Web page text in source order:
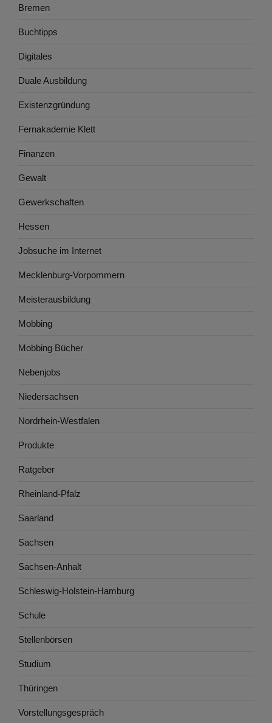
Bremen
Buchtipps
Digitales
Duale Ausbildung
Existenzgründung
Fernakademie Klett
Finanzen
Gewalt
Gewerkschaften
Hessen
Jobsuche im Internet
Mecklenburg-Vorpommern
Meisterausbildung
Mobbing
Mobbing Bücher
Nebenjobs
Niedersachsen
Nordrhein-Westfalen
Produkte
Ratgeber
Rheinland-Pfalz
Saarland
Sachsen
Sachsen-Anhalt
Schleswig-Holstein-Hamburg
Schule
Stellenbörsen
Studium
Thüringen
Vorstellungsgespräch